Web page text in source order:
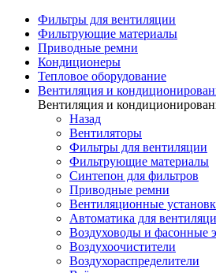
Фильтры для вентиляции
Фильтрующие материалы
Приводные ремни
Кондиционеры
Тепловое оборудование
Вентиляция и
Вентиляция и
Назад
Вентиляторы
Фильтры для вентиляции
Фильтрующие материалы
Синтепон для фильтров
Приводные ремни
Вентиляционные
Автоматика для
Воздуховоды и фасонные
Воздухоочистители
Воздухораспределители